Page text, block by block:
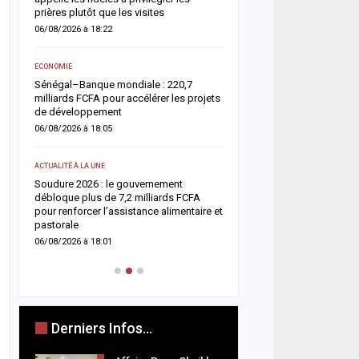
prières plutôt que les visites
06/08/2026 à 18:22
ECONOMIE
Sénégal–Banque mondiale : 220,7
milliards FCFA pour accélérer les projets
de développement
06/08/2026 à 18:05
ACTUALITÉ À LA UNE
Soudure 2026 : le gouvernement
débloque plus de 7,2 milliards FCFA
pour renforcer l’assistance alimentaire et
pastorale
06/08/2026 à 18:01
Derniers Infos...